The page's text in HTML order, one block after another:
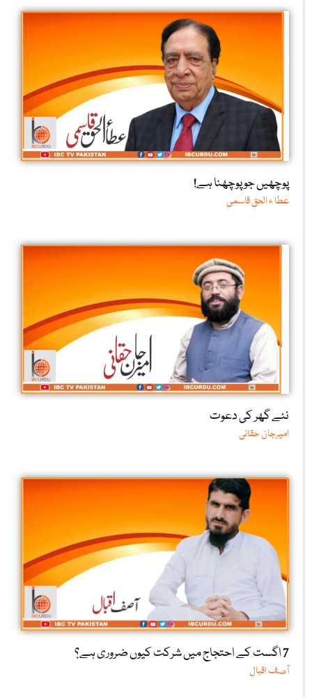
پوچھیں جو پوچھنا ہے!
عطا ء الحق قاسمی
نئے گھر کی دعوت
امیرجان حقانی
7 اگست کے احتجاج میں شرکت کیوں ضروری ہے؟
آصف اقبال